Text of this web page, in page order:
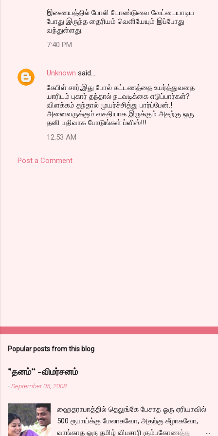
இணையத்தில் போலி டோண்டுவை வேட்டையாடிய
போது இருந்த தைரியம் வெளியேயும் இப்போது
வந்துள்ளது.
7:40 PM
Unknown said…
கேபிள் சார்,இது போல் கட்டணத்தை உயர்த்துவதை
யாரிடம் புகார் தந்தால் நடவடிக்கை எடுப்பார்கள்?
விளக்கம் தந்தால் முயர்ச்சித்து பார்ப்பேன்.!
அனைவருக்கும் வசதியாக இருக்கும் அதற்கு ஒரு
தனி பதிவாக போடுங்கள் ப்ளிஸ்!!!
12:53 AM
Post a Comment
Popular posts from this blog
"தனம்” -விமர்சனம்
-September 05, 2008
ஹைதராபாத்தில் தெலுங்கே பேசாத ஓரு ஏரியாவில்
500 ரூபாய்க்கு மேலாகவோ, அதற்கு கீழாகவோ,
வாங்காத ஓரு தமிழ் விபசாரி கும்பகோணத்து